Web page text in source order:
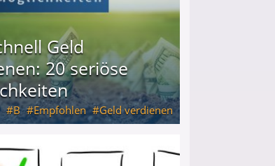
Geld
20 seriöse
B Empfohlen Geld verdienen